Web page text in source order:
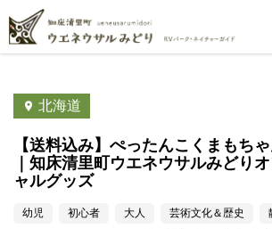
北海道
【送料込み】ぺったんこくまもち
｜知床清里町ウエネウサルみどり
ャルグッズ
幼児 初心者 大人 芸術文化＆歴史